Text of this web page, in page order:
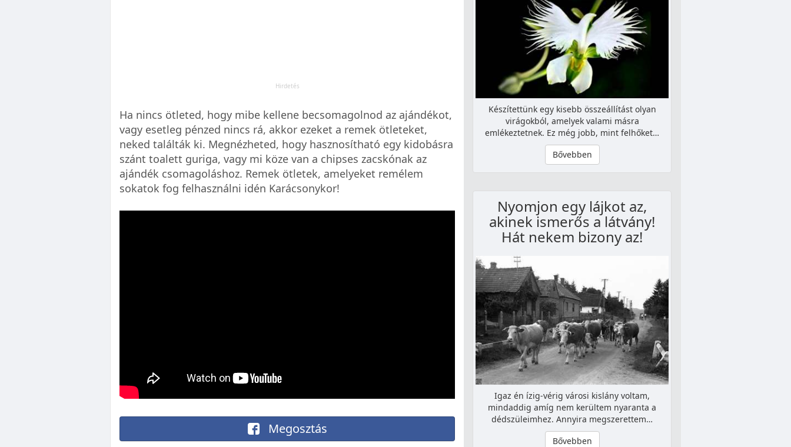
Ha nincs ötleted, hogy mibe kellene becsomagolnod az ajándékot,
vagy esetleg pénzed nincs rá, akkor ezeket a remek ötleteket,
neked találták ki. Megnézheted, hogy hasznosítható egy kidobásra
szánt toalett guriga, vagy mi köze van a chipses zacskónak az
ajándék csomagoláshoz. Remek ötletek, amelyeket remélem
sokatok fog felhasználni idén Karácsonykor!
Megosztás
Készítettünk egy kisebb összeállítást olyan
virágokból, amelyek valami másra
emlékeztetnek. Ez még jobb, mint felhőket…
Bővebben
Nyomjon egy lájkot az,
akinek ismerős a látvány!
Hát nekem bizony az!
Igaz én ízig-vérig városi kislány voltam,
mindaddig amíg nem kerültem nyaranta a
dédszüleimhez. Annyira megszerettem…
Bővebben